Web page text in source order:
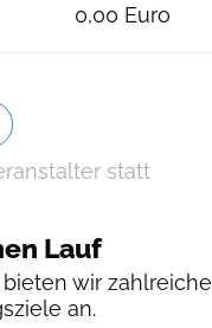
0,00 Euro
statt
Lauf
wir zahlreiche
an.